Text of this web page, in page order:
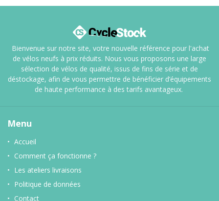
Bienvenue sur notre site, votre nouvelle référence pour l'achat
de vélos neufs à prix réduits. Nous vous proposons une large
sélection de vélos de qualité, issus de fins de série et de
déstockage, afin de vous permettre de bénéficier d’équipements
de haute performance à des tarifs avantageux.
Menu
Accueil
Comment ça fonctionne ?
Les ateliers livraisons
Politique de données
Contact